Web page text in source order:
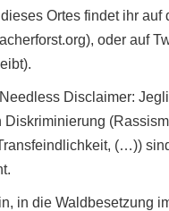
Ortes findet ihr auf
oder auf
Disclaimer:
Diskriminierung
(…))
in die Waldbesetzung